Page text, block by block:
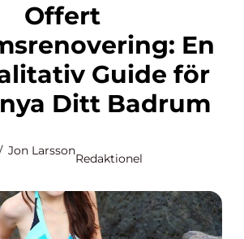
Offert
En
Guide för
Ditt Badrum
Jon Larsson
Redaktionel